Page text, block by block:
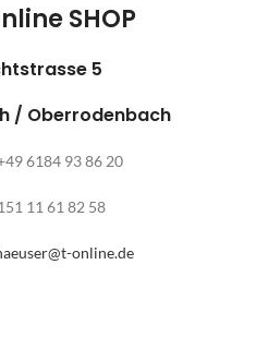
SHOP
5
/ Oberrodenbach
6184 93 86 20
11 61 82 58
online.de